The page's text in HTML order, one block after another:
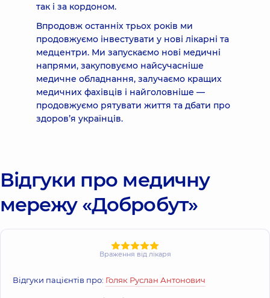
так і за кордоном.
Впродовж останніх трьох років ми
продовжуємо інвестувати у нові лікарні та
медцентри. Ми запускаємо нові медичні
напрями, закуповуємо найсучасніше
медичне обладнання, залучаємо кращих
медичних фахівців і найголовніше —
продовжуємо рятувати життя та дбати про
здоровʼя українців.
Відгуки про медичну
мережу «Добробут»
Враження від лікаря
Відгуки пацієнтів про: Голяк Руслан Антонович